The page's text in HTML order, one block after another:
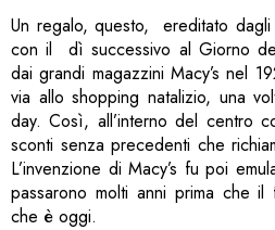
Un regalo, questo, ereditato
con il dì successivo al Giorno
dai grandi magazzini Macy’s nel
via allo shopping natalizio, una
day. Così, all’interno del centro
sconti senza precedenti che
L’invenzione di Macy’s fu poi
passarono molti anni prima che il
che è oggi.